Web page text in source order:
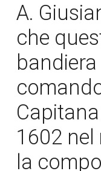
A.
che
1602 nel
la